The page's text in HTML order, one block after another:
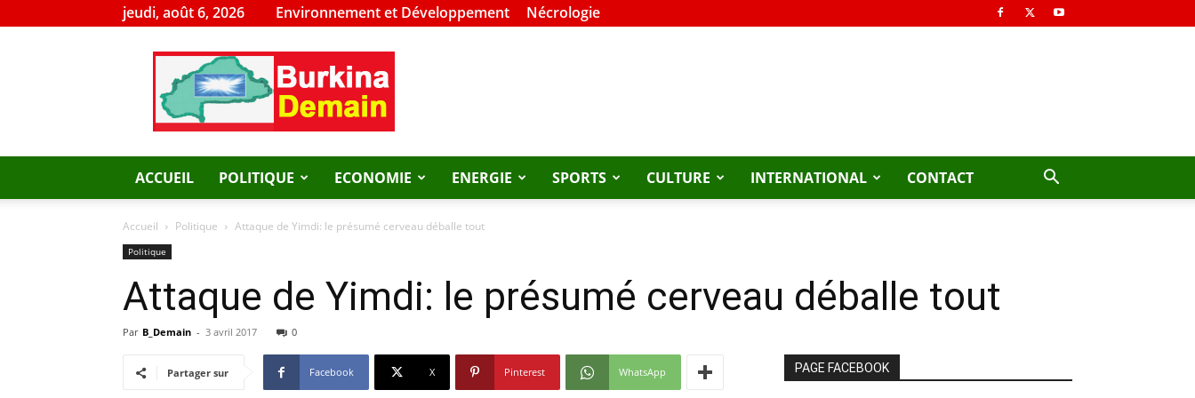
jeudi, août 6, 2026 Environnement et Développement Nécrologie
Burkina
Demain
ACCUEIL POLITIQUE ECONOMIE ENERGIE SPORTS CULTURE INTERNATIONAL CONTACT
Accueil Politique Attaque de Yimdi: le présumé cerveau déballe tout
Politique
Attaque de Yimdi: le présumé cerveau déballe tout
Par B_Demain - 3 avril 2017 0
Partager sur Facebook X Pinterest WhatsApp PAGE FACEBOOK